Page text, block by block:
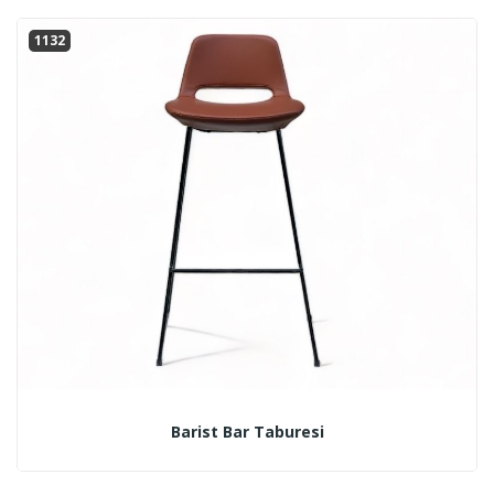
1132
Barist Bar Taburesi